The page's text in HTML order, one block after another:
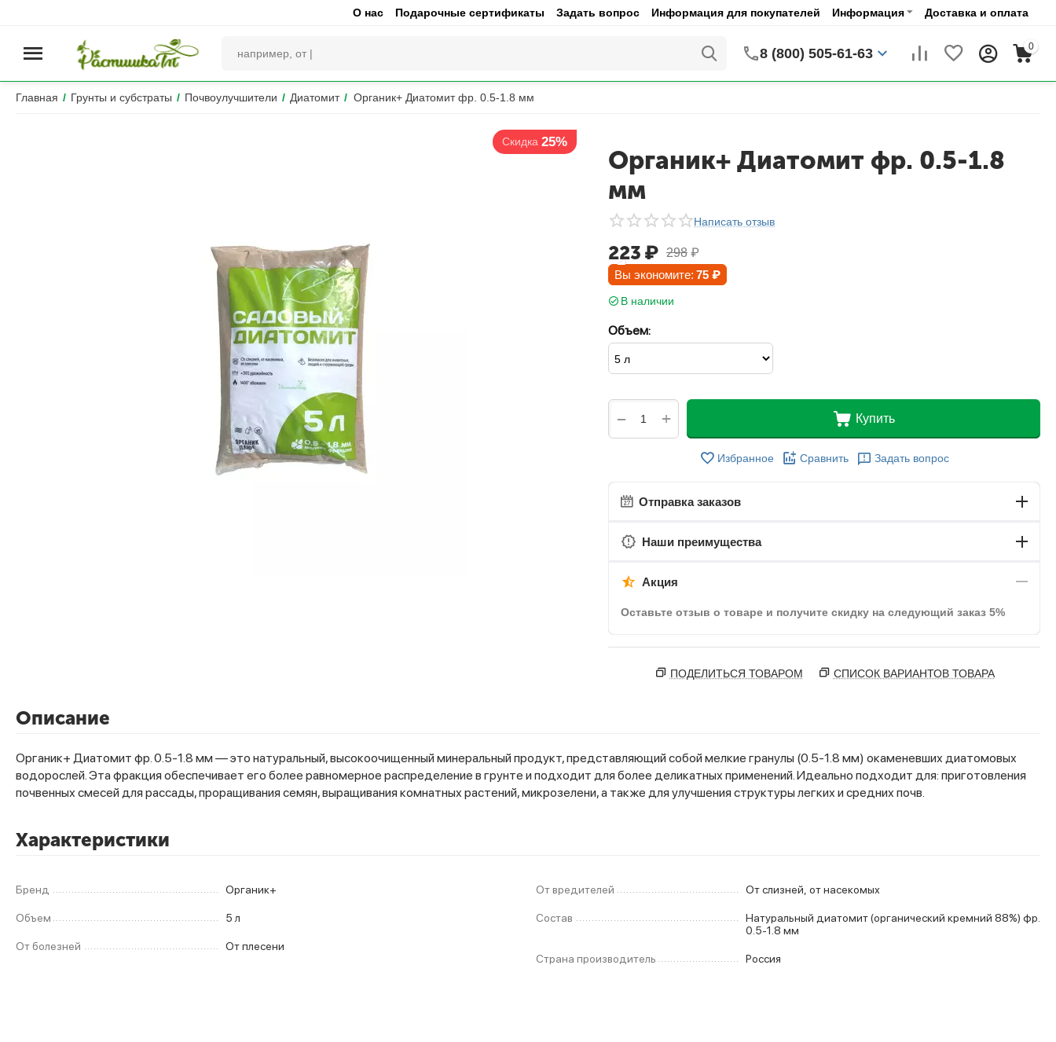
О нас Подарочные сертификаты Задать вопрос Информация для покупателей Информация Доставка и оплата
8 (800) 505-61-63 0
Главная / Грунты и субстраты / Почвоулучшители / Диатомит / Органик+ Диатомит фр. 0.5-1.8 мм
Органик+ Диатомит фр. 0.5-1.8
мм
Написать отзыв
223 ₽ 298 ₽
Вы экономите: 75 ₽
В наличии
Объем:
+
− Купить
Избранное Сравнить Задать вопрос
Отправка заказов
Наши преимущества
Акция
Оставьте отзыв о товаре и получите скидку на следующий заказ 5%
ПОДЕЛИТЬСЯ ТОВАРОМ СПИСОК ВАРИАНТОВ ТОВАРА
Описание
Органик+ Диатомит фр. 0.5-1.8 мм — это натуральный, высокоочищенный минеральный продукт, представляющий собой мелкие гранулы (0.5-1.8 мм) окаменевших диатомовых
водорослей. Эта фракция обеспечивает его более равномерное распределение в грунте и подходит для более деликатных применений. Идеально подходит для: приготовления
почвенных смесей для рассады, проращивания семян, выращивания комнатных растений, микрозелени, а также для улучшения структуры легких и средних почв.
Характеристики
Бренд Органик+
Объем 5 л
От болезней От плесени
От вредителей От слизней, от насекомых
Состав
Натуральный диатомит (органический кремний 88%) фр.
0.5-1.8 мм
Страна производитель Россия